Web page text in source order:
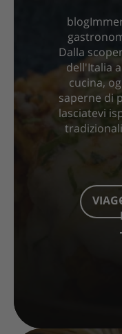
Dalla
dell'Italia
cucina,
saperne di
lasciatevi